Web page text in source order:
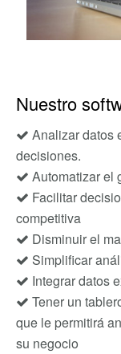
Nuestro
Analizar datos
decisiones.
Automatizar el
Facilitar
competitiva
Disminuir el
Simplificar
Integrar datos
Tener un
que le permitirá
su negocio